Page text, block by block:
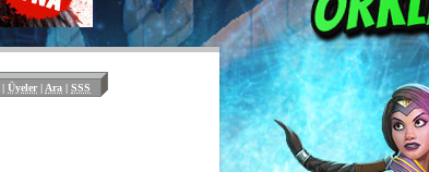
| Üyeler | Ara | SSS